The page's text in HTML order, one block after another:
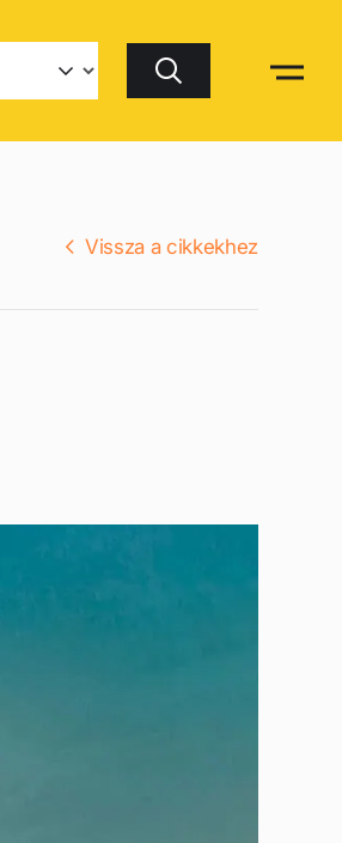
Keresés
Vissza a cikkekhez